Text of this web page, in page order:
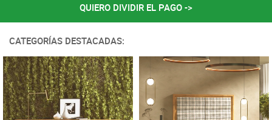
QUIERO DIVIDIR EL PAGO ->
CATEGORÍAS DESTACADAS: